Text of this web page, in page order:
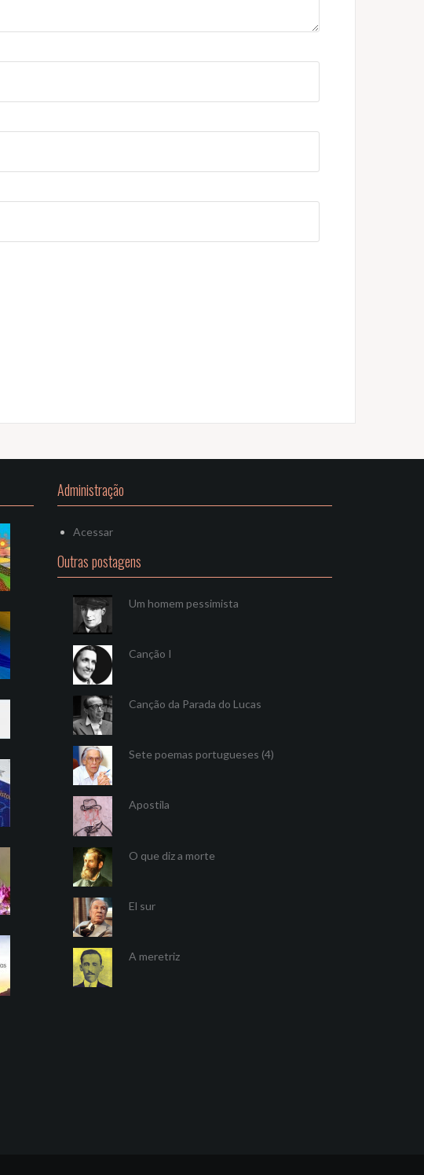
Administração
Acessar
Outras postagens
Um homem pessimista
Canção I
Canção da Parada do Lucas
Sete poemas portugueses (4)
Apostila
O que diz a morte
El sur
A meretriz